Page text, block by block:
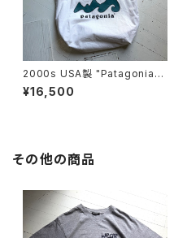
2000s USA製 "Patagonia"
original canvas bag
¥16,500
その他の商品